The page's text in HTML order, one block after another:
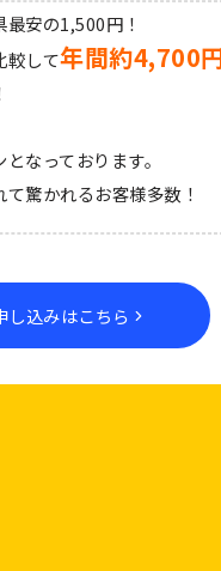
安の1,500円！
較して年間約4,700
なっております。
驚かれるお客様多数！
し込みはこちら